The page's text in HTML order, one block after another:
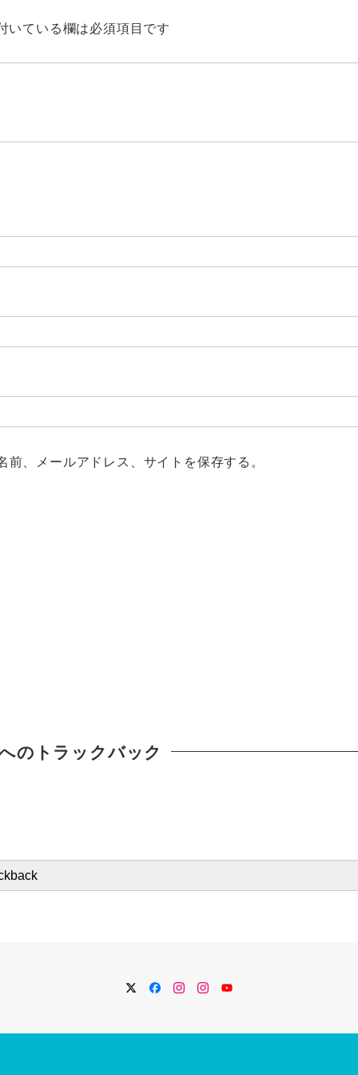
いている欄は必須項目です
、メールアドレス、サイトを保存する。
のトラックバック
TwitterFacebook
Instagram
Instagram
YouTube